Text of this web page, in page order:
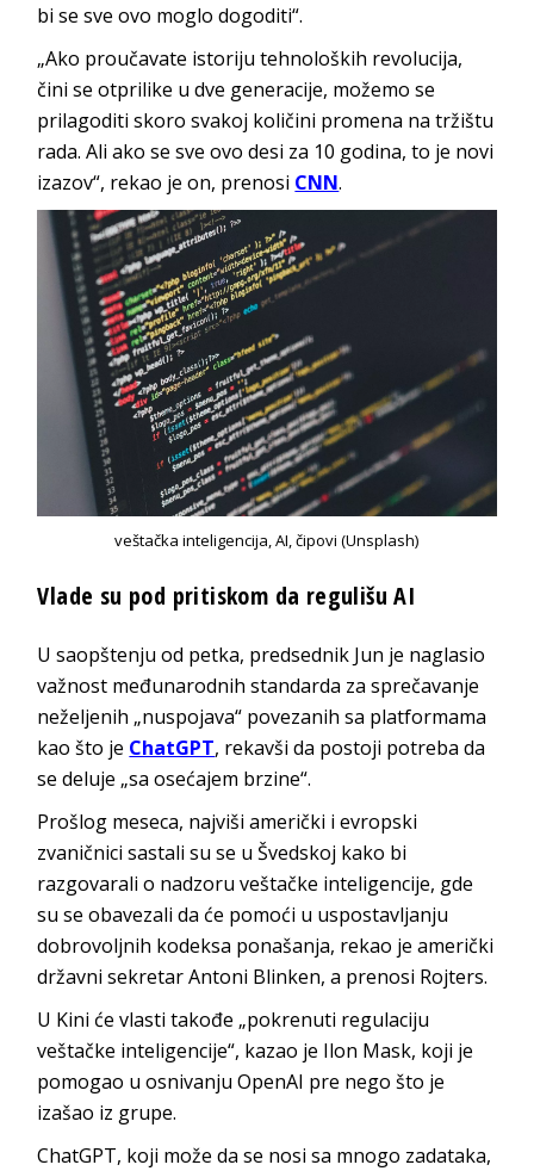
bi se sve ovo moglo dogoditi“.
„Ako proučavate istoriju tehnoloških revolucija,
čini se otprilike u dve generacije, možemo se
prilagoditi skoro svakoj količini promena na tržištu
rada. Ali ako se sve ovo desi za 10 godina, to je novi
izazov“, rekao je on, prenosi CNN.
veštačka inteligencija, AI, čipovi (Unsplash)
Vlade su pod pritiskom da regulišu AI
U saopštenju od petka, predsednik Jun je naglasio
važnost međunarodnih standarda za sprečavanje
neželjenih „nuspojava“ povezanih sa platformama
kao što je ChatGPT, rekavši da postoji potreba da
se deluje „sa osećajem brzine“.
Prošlog meseca, najviši američki i evropski
zvaničnici sastali su se u Švedskoj kako bi
razgovarali o nadzoru veštačke inteligencije, gde
su se obavezali da će pomoći u uspostavljanju
dobrovoljnih kodeksa ponašanja, rekao je američki
državni sekretar Antoni Blinken, a prenosi Rojters.
U Kini će vlasti takođe „pokrenuti regulaciju
veštačke inteligencije“, kazao je Ilon Mask, koji je
pomogao u osnivanju OpenAI pre nego što je
izašao iz grupe.
ChatGPT, koji može da se nosi sa mnogo zadataka,